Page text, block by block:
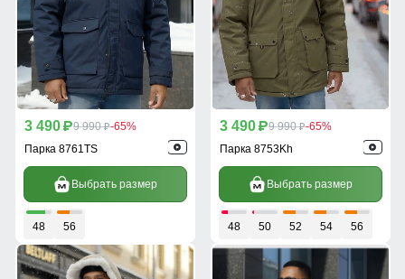
3 490 p9 990 p-65%
Парка 8761TS
Выбрать размер
48 56
3 490 p9 990 p-65%
Парка 8753Kh
Выбрать размер
48 50 52 54 56